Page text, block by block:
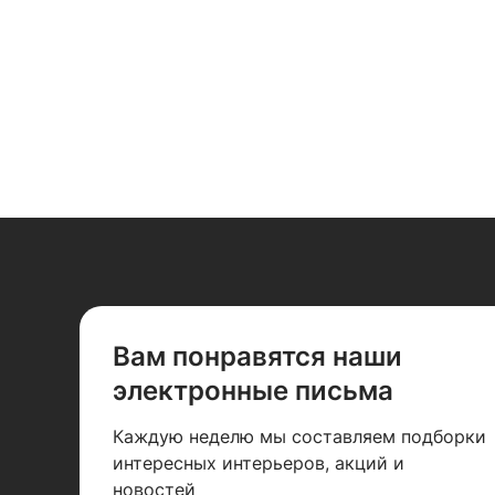
Вам понравятся наши
электронные письма
Каждую неделю мы составляем подборки
интересных интерьеров, акций и
новостей